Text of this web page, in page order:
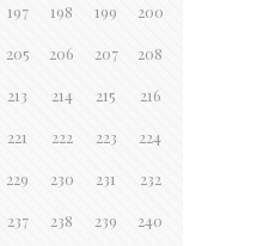
197 198 199 200
205 206 207 208
213 214 215 216
221 222 223 224
229 230 231 232
237 238 239 240